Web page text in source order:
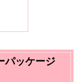
パッケージ